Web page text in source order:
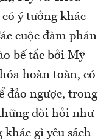
ý tưởng khác
cuộc đàm phán
bế tắc bởi Mỹ
hoàn toàn, có
đảo ngược, trong
đòi hỏi như
gì yêu sách